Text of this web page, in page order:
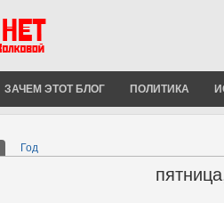
ЗАЧЕМ ЭТОТ БЛОГ ПОЛИТИКА
(активная вкладка)
Год